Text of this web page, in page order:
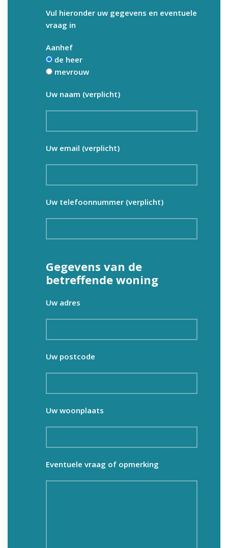
Vul hieronder uw gegevens en eventuele
vraag in
Aanhef
de heer
mevrouw
Uw naam (verplicht)
Uw email (verplicht)
Uw telefoonnummer (verplicht)
Gegevens van de
betreffende woning
Uw adres
Uw postcode
Uw woonplaats
Eventuele vraag of opmerking